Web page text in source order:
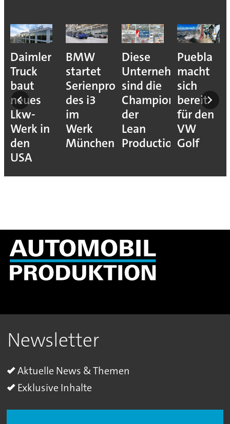
Daimler
Truck
baut
neues
Lkw-
Werk in
den
USA
BMW
startet
Serienproduktion
des i3
im
Werk
München
Diese
Unternehmen
sind die
Champions
der
Lean
Production
Puebla
macht
sich
bereit
für den
VW
Golf
Newsletter
Aktuelle News & Themen
Exklusive Inhalte